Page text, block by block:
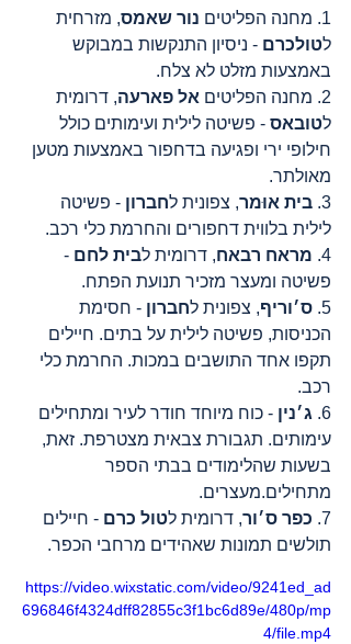
1. מחנה הפליטים נור שאמס, מזרחית
לטולכרם - ניסיון התנקשות במבוקש
באמצעות מזלט לא צלח.
2. מחנה הפליטים
אל פארעה, דרומית
לטובאס - פשיטה לילית ועימותים כולל
חילופי ירי ופגיעה בדחפור באמצעות מטען
מאולתר.
3. בית אוּמר, צפונית לחברון - פשיטה
לילית בלווית דחפורים והחרמת כלי רכב.
4. מראח רבאח, דרומית לבית לחם -
פשיטה ומעצר מזכיר תנועת הפתח.
5. ס׳וריף, צפונית לחברון - חסימת
הכניסות, פשיטה לילית על בתים. חיילים
תקפו אחד התושבים במכות. החרמת כלי
רכב.
6. ג׳נין - כוח מיוחד חודר לעיר ומתחילים
עימותים. תגבורת צבאית מצטרפת. זאת,
בשעות שהלימודים בבתי הספר
מתחילים.מעצרים.
7. כפר ס׳ור, דרומית לטול כרם - חיילים
תולשים תמונות שאהידים מרחבי הכפר.
https://video.wixstatic.com/video/9241ed_ad
696846f4324dff82855c3f1bc6d89e/480p/mp
4/file.mp4